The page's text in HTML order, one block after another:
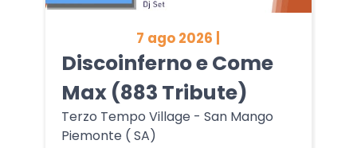
7 ago 2026 |
Discoinferno e Come
Max (883 Tribute)
Terzo Tempo Village - San Mango
Piemonte ( SA)